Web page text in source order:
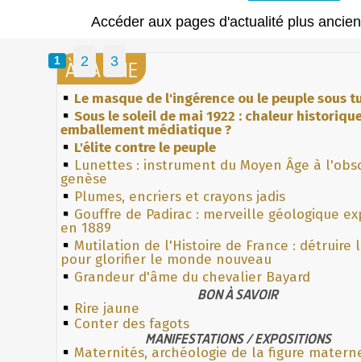
Accéder aux pages d'actualité plus
1 2 3
À LA UNE
Le masque de l'ingérence ou le peuple sous
Sous le soleil de mai 1922 : chaleur
emballement médiatique ?
L'élite contre le peuple
Lunettes : instrument du Moyen Âge à
genèse
Plumes, encriers et crayons jadis
Gouffre de Padirac : merveille géologique
en 1889
Mutilation de l'Histoire de France : détruire
pour glorifier le monde nouveau
Grandeur d'âme du chevalier Bayard
BON À SAVOIR
Rire jaune
Conter des fagots
MANIFESTATIONS / EXPOSITIONS
Maternités, archéologie de la figure